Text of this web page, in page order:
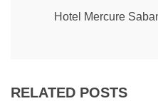
Hotel Mercure
RELATED POSTS